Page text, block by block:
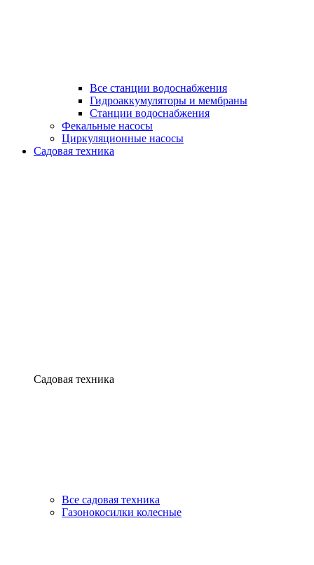
Все станции водоснабжения
Гидроаккумуляторы и мембраны
Станции водоснабжения
Фекальные насосы
Циркуляционные насосы
Садовая техника
Садовая техника
Все садовая техника
Газонокосилки колесные